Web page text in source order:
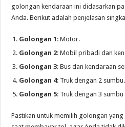
golongan kendaraan ini didasarkan
Anda. Berikut adalah penjelasan
Golongan 1 : Motor.
Golongan 2: Mobil pribadi dan
Golongan 3: Bus dan kendaraan
Golongan 4: Truk dengan 2 sumbu.
Golongan 5: Truk dengan 3
Pastikan untuk memilih golongan